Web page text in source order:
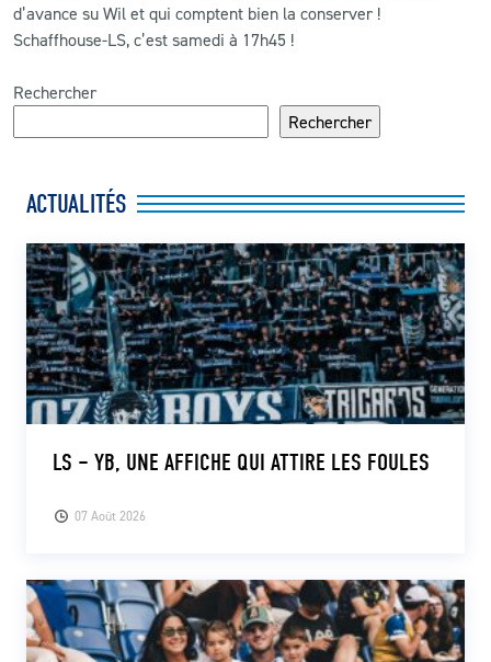
d’avance su Wil et qui comptent bien la conserver !
Schaffhouse-LS, c’est samedi à 17h45 !
Rechercher
Rechercher
ACTUALITÉS
07 Août 2026
LS – YB, UNE AFFICHE QUI ATTIRE LES FOULES